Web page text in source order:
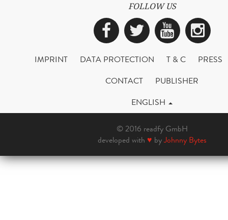
FOLLOW US
Facebook
Twitter
IMPRINT DATA PROTECTION T & C
PRESS
CONTACT
PUBLISHER
ENGLISH
© 2016 readfy GmbH
developed with ♥ byJohnny Bytes